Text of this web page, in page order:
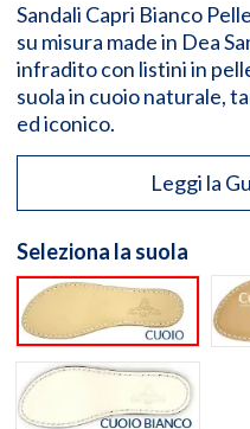
Sandali Capri Bianco
su misura made in Dea
infradito con listini in
suola in cuoio naturale,
ed iconico.
Leggi la
Seleziona la suola
Suola cuoio
Suola Cuoio